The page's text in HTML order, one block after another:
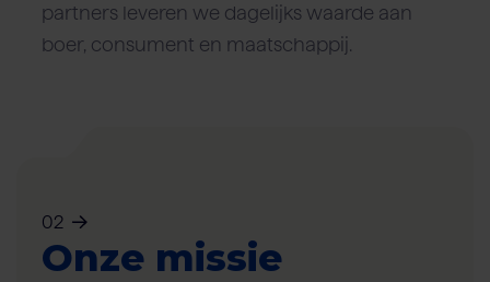
partners leveren we dagelijks waarde aan
boer, consument en maatschappij.
02
Onze missie